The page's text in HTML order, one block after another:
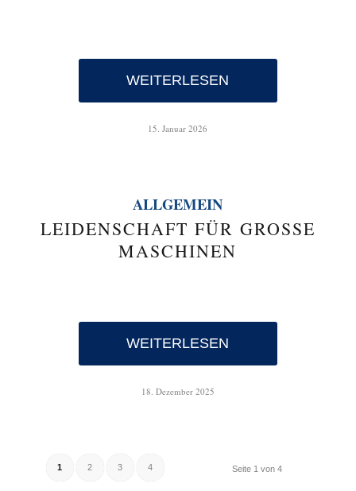
WEITERLESEN
15. Januar 2026
ALLGEMEIN
LEIDENSCHAFT FÜR GROSSE M
ASCHINEN
WEITERLESEN
18. Dezember 2025
Seite 1 von 4
1 2 3 4